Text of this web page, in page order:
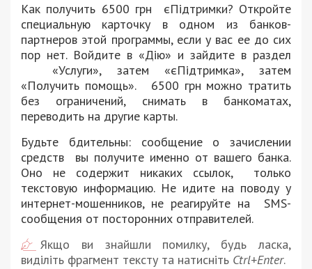
Как получить 6500 грн єПідтримки? Откройте
специальную карточку в одном из банков-
партнеров этой программы, если у вас ее до сих
пор нет. Войдите в «Дію» и зайдите в раздел
«Услуги», затем «єПідтримка», затем
«Получить помощь». 6500 грн можно тратить
без ограничений, снимать в банкоматах,
переводить на другие карты.
Будьте бдительны: сообщение о зачислении
средств вы получите именно от вашего банка.
Оно не содержит никаких ссылок, только
текстовую информацию. Не идите на поводу у
интернет-мошенников, не реагируйте на SMS-
сообщения от посторонних отправителей.
Якщо ви знайшли помилку, будь ласка,
виділіть фрагмент тексту та натисніть Ctrl+Enter.